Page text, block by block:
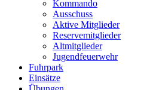
Kommando
Ausschuss
Aktive Mitglieder
Reservemitglieder
Altmitglieder
Jugendfeuerwehr
Fuhrpark
Einsätze